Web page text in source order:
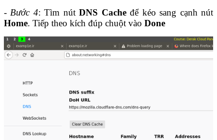
- Bước 4: Tìm nútDNS Cacheđể kéo sang cạnh nút
Home. Tiếp theo kích đúp chuột vào Done